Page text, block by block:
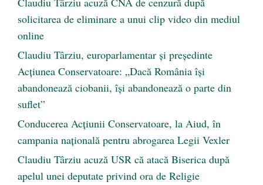
solicitarea de eliminare a unui clip video din mediul
online
Claudiu Târziu, europarlamentar și președinte
Acțiunea Conservatoare: „Dacă România își
abandonează ciobanii, își abandonează o parte din
suflet”
Conducerea Acțiunii Conservatoare, la Aiud, în
campania națională pentru abrogarea Legii Vexler
Claudiu Târziu acuză USR că atacă Biserica după
apelul unei deputate privind ora de Religie